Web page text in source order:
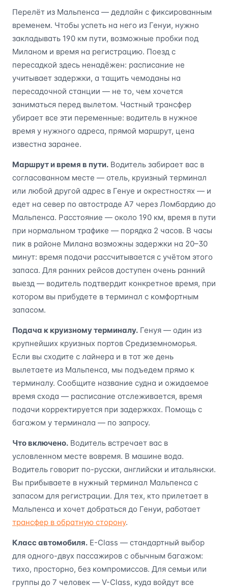
Перелёт из Мальпенса — дедлайн с фиксированным
временем. Чтобы успеть на него из Генуи, нужно
закладывать 190 км пути, возможные пробки под
Миланом и время на регистрацию. Поезд с
пересадкой здесь ненадёжен: расписание не
учитывает задержки, а тащить чемоданы на
пересадочной станции — не то, чем хочется
заниматься перед вылетом. Частный трансфер
убирает все эти переменные: водитель в нужное
время у нужного адреса, прямой маршрут, цена
известна заранее.
Маршрут и время в пути. Водитель забирает вас в
согласованном месте — отель, круизный терминал
или любой другой адрес в Генуе и окрестностях — и
едет на север по автостраде А7 через Ломбардию до
Мальпенса. Расстояние — около 190 км, время в пути
при нормальном трафике — порядка 2 часов. В часы
пик в районе Милана возможны задержки на 20–30
минут: время подачи рассчитывается с учётом этого
запаса. Для ранних рейсов доступен очень ранний
выезд — водитель подтвердит конкретное время, при
котором вы прибудете в терминал с комфортным
запасом.
Подача к круизному терминалу. Генуя — один из
крупнейших круизных портов Средиземноморья.
Если вы сходите с лайнера и в тот же день
вылетаете из Мальпенса, мы подъедем прямо к
терминалу. Сообщите название судна и ожидаемое
время схода — расписание отслеживается, время
подачи корректируется при задержках. Помощь с
багажом у терминала — по запросу.
Что включено. Водитель встречает вас в
условленном месте вовремя. В машине вода.
Водитель говорит по-русски, английски и итальянски.
Вы прибываете в нужный терминал Мальпенса с
запасом для регистрации. Для тех, кто прилетает в
Мальпенса и хочет добраться до Генуи, работает
трансфер в обратную сторону.
Класс автомобиля. E-Class — стандартный выбор
для одного-двух пассажиров с обычным багажом:
тихо, просторно, без компромиссов. Для семьи или
группы до 7 человек — V-Class, куда войдут все